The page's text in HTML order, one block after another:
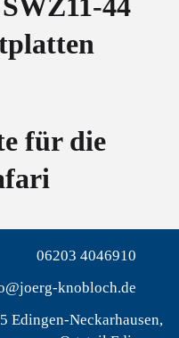
für die
06203 4046910
knobloch.de
Edingen-Neckarhausen,